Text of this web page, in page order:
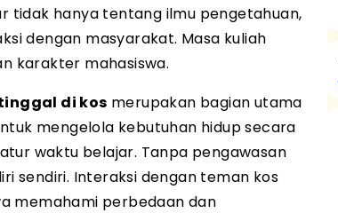
tidak hanya tentang ilmu pengetahuan,
dengan masyarakat. Masa kuliah
karakter mahasiswa.
di kos merupakan bagian utama
mengelola kebutuhan hidup secara
waktu belajar. Tanpa pengawasan
sendiri. Interaksi dengan teman kos
memahami perbedaan dan